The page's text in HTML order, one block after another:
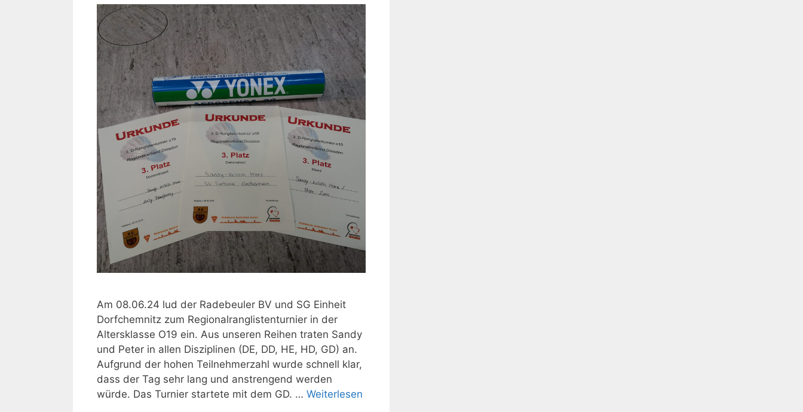
Am 08.06.24 lud der Radebeuler BV und SG Einheit
Dorfchemnitz zum Regionalranglistenturnier in der
Altersklasse O19 ein. Aus unseren Reihen traten Sandy
und Peter in allen Disziplinen (DE, DD, HE, HD, GD) an.
Aufgrund der hohen Teilnehmerzahl wurde schnell klar,
dass der Tag sehr lang und anstrengend werden
würde. Das Turnier startete mit dem GD. … Weiterlesen